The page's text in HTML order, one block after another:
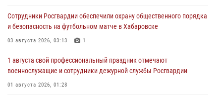
Сотрудники Росгвардии обеспечили охрану общественного порядка
и безопасность на футбольном матче в Хабаровске
03 августа 2026, 03:13 1
1 августа свой профессиональный праздник отмечают
военнослужащие и сотрудники дежурной службы Росгвардии
01 августа 2026, 01:28